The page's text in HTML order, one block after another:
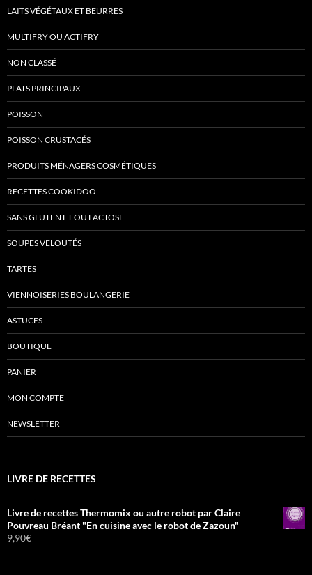
LAITS VÉGÉTAUX ET BEURRES
MULTIFRY OU ACTIFRY
NON CLASSÉ
PLATS PRINCIPAUX
POISSON
POISSON CRUSTACÉS
PRODUITS MÉNAGERS COSMÉTIQUES
RECETTES COOKIDOO
SANS GLUTEN ET OU LACTOSE
SOUPES VELOUTÉS
TARTES
VIENNOISERIES BOULANGERIE
ASTUCES
BOUTIQUE
PANIER
MON COMPTE
NEWSLETTER
LIVRE DE RECETTES
Livre de recettes Thermomix ou autre robot par Claire
Pouvreau Bréant "En cuisine avec le robot de Zazoun"
9,90€